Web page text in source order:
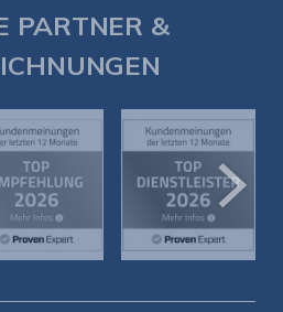
PARTNER &